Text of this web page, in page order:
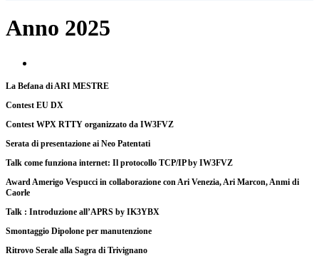
Anno 2025
La Befana di ARI MESTRE
Contest EU DX
Contest WPX RTTY organizzato da IW3FVZ
Serata di presentazione ai Neo Patentati
Talk come funziona internet: Il protocollo TCP/IP by IW3FVZ
Award Amerigo Vespucci in collaborazione con Ari Venezia, Ari Marcon, Anmi di
Caorle
Talk : Introduzione all’APRS by IK3YBX
Smontaggio Dipolone per manutenzione
Ritrovo Serale alla Sagra di Trivignano